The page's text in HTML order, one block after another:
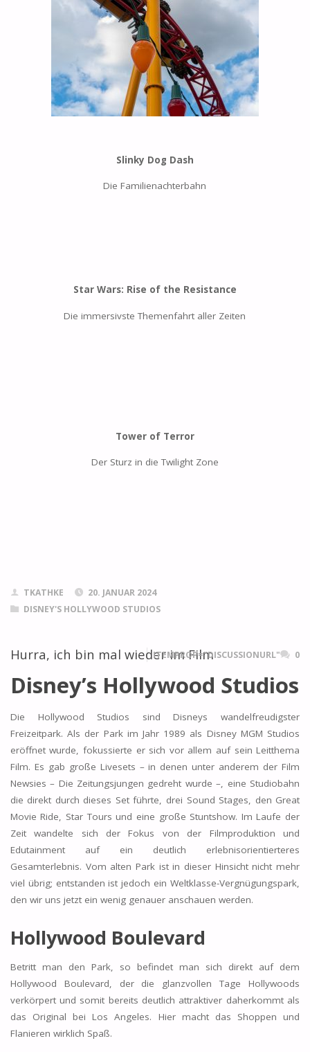
Slinky Dog Dash
Die Familienachterbahn
Star Wars: Rise of the Resistance
Die immersivste Themenfahrt aller Zeiten
Tower of Terror
Der Sturz in die Twilight Zone
TKATHKE
20. JANUAR 2024
DISNEY'S HOLLYWOOD STUDIOS
Hurra, ich bin mal wieder im FilmITEMPROP="DISCUSSIONURL" 0
Disney’s Hollywood Studios
Die Hollywood Studios sind Disneys wandelfreudigster
Freizeitpark. Als der Park im Jahr 1989 als Disney MGM Studios
eröffnet wurde, fokussierte er sich vor allem auf sein Leitthema
Film. Es gab große Livesets – in denen unter anderem der Film
Newsies – Die Zeitungsjungen gedreht wurde –, eine Studiobahn
die direkt durch dieses Set führte, drei Sound Stages, den Great
Movie Ride, Star Tours und eine große Stuntshow. Im Laufe der
Zeit wandelte sich der Fokus von der Filmproduktion und
Edutainment auf ein deutlich erlebnisorientierteres
Gesamterlebnis. Vom alten Park ist in dieser Hinsicht nicht mehr
viel übrig; entstanden ist jedoch ein Weltklasse-Vergnügungspark,
den wir uns jetzt ein wenig genauer anschauen werden.
Hollywood Boulevard
Betritt man den Park, so befindet man sich direkt auf dem
Hollywood Boulevard, der die glanzvollen Tage Hollywoods
verkörpert und somit bereits deutlich attraktiver daherkommt als
das Original bei Los Angeles. Hier macht das Shoppen und
Flanieren wirklich Spaß.